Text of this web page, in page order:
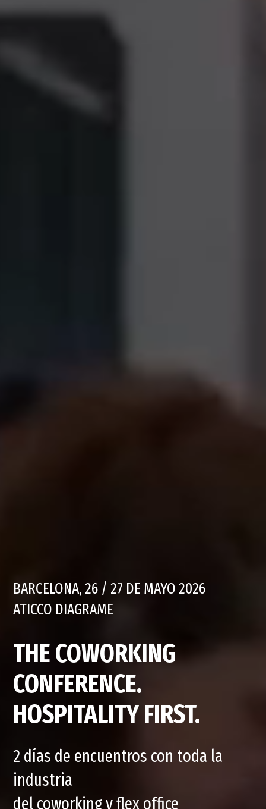
BARCELONA, 26 / 27 DE MAYO 2026
ATICCO DIAGRAME
THE COWORKING
CONFERENCE.
HOSPITALITY FIRST.
2 días de encuentros con toda la
industria
del coworking y flex office